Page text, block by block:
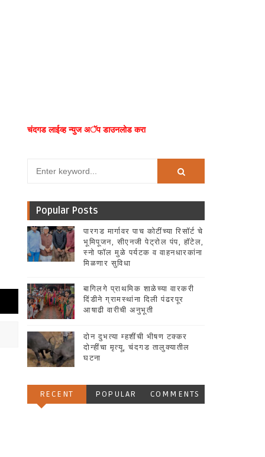
चंदगड लाईव्ह न्युज अॅप डाउनलोड करा
Popular Posts
पारगड मार्गावर पाच कोटींच्या रिसॉर्ट चे
भूमिपूजन, सीएनजी पेट्रोल पंप, हॉटेल,
स्नो फॉल मुळे पर्यटक व वाहनधारकांना
मिळणार सुविधा
बागिलगे प्राथमिक शाळेच्या वारकरी
दिंडीने ग्रामस्थांना दिली पंढरपूर
आषाढी वारीची अनुभूती
दोन दुभत्या म्हशींची भीषण टक्कर
दोन्हींचा मृत्यू, चंदगड तालुक्यातील
घटना
RECENT POPULAR COMMENTS